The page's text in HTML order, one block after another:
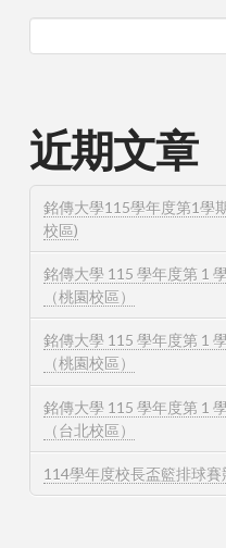
近期文章
銘傳大學115學年度第1學
校區)
銘傳大學 115 學年度第 1
（桃園校區）
銘傳大學 115 學年度第 1
（桃園校區）
銘傳大學 115 學年度第 1
（台北校區）
114學年度校長盃籃排球賽